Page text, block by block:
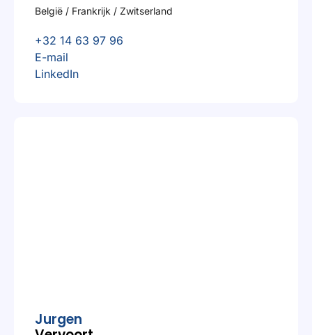
België / Frankrijk / Zwitserland
+32 14 63 97 96
E-mail
LinkedIn
Jurgen